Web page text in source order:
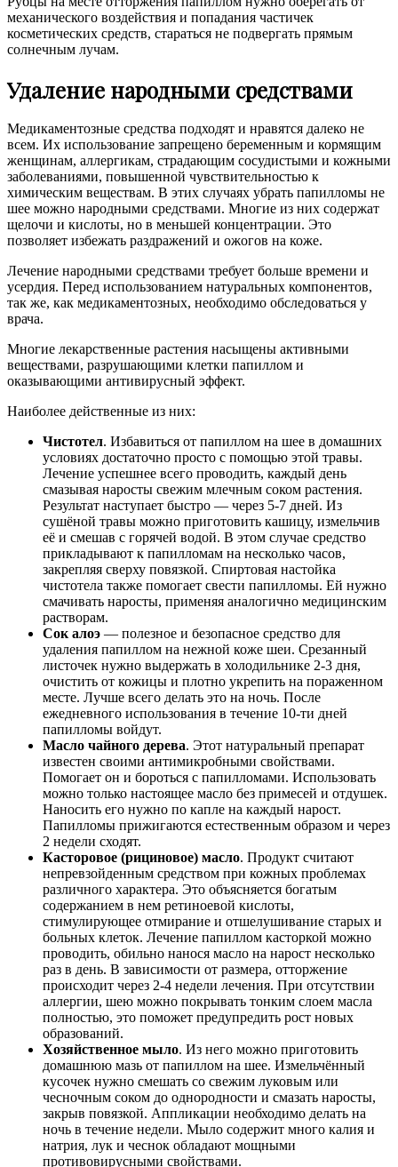
механического воздействия и попадания частичек
косметических средств, стараться не подвергать прямым
солнечным лучам.
Удаление народными средствами
Медикаментозные средства подходят и нравятся далеко не
всем. Их использование запрещено беременным и кормящим
женщинам, аллергикам, страдающим сосудистыми и кожными
заболеваниями, повышенной чувствительностью к
химическим веществам. В этих случаях убрать папилломы не
шее можно народными средствами. Многие из них содержат
щелочи и кислоты, но в меньшей концентрации. Это
позволяет избежать раздражений и ожогов на коже.
Лечение народными средствами требует больше времени и
усердия. Перед использованием натуральных компонентов,
так же, как медикаментозных, необходимо обследоваться у
врача.
Многие лекарственные растения насыщены активными
веществами, разрушающими клетки папиллом и
оказывающими антивирусный эффект.
Наиболее действенные из них:
Чистотел. Избавиться от папиллом на шее в домашних
условиях достаточно просто с помощью этой травы.
Лечение успешнее всего проводить, каждый день
смазывая наросты свежим млечным соком растения.
Результат наступает быстро — через 5-7 дней. Из
сушёной травы можно приготовить кашицу, измельчив
её и смешав с горячей водой. В этом случае средство
прикладывают к папилломам на несколько часов,
закрепляя сверху повязкой. Спиртовая настойка
чистотела также помогает свести папилломы. Ей нужно
смачивать наросты, применяя аналогично медицинским
растворам.
Сокалоэ — полезное и безопасное средство для
удаления папиллом на нежной коже шеи. Срезанный
листочек нужно выдержать в холодильнике 2-3 дня,
очистить от кожицы и плотно укрепить на пораженном
месте. Лучше всего делать это на ночь. После
ежедневного использования в течение 10-ти дней
папилломы войдут.
Масло чайного дерева. Этот натуральный препарат
известен своими антимикробными свойствами.
Помогает он и бороться с папилломами. Использовать
можно только настоящее масло без примесей и отдушек.
Наносить его нужно по капле на каждый нарост.
Папилломы прижигаются естественным образом и через
2 недели сходят.
Касторовое (рициновое) масло. Продукт считают
непревзойденным средством при кожных проблемах
различного характера. Это объясняется богатым
содержанием в нем ретиноевой кислоты,
стимулирующее отмирание и отшелушивание старых и
больных клеток. Лечение папиллом касторкой можно
проводить, обильно нанося масло на нарост несколько
раз в день. В зависимости от размера, отторжение
происходит через 2-4 недели лечения. При отсутствии
аллергии, шею можно покрывать тонким слоем масла
полностью, это поможет предупредить рост новых
образований.
Хозяйственное мыло. Из него можно приготовить
домашнюю мазь от папиллом на шее. Измельчённый
кусочек нужно смешать со свежим луковым или
чесночным соком до однородности и смазать наросты,
закрыв повязкой. Аппликации необходимо делать на
ночь в течение недели. Мыло содержит много калия и
натрия, лук и чеснок обладают мощными
противовирусными свойствами.